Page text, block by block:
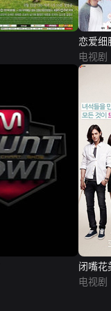
恋爱细
电视剧
闭嘴花
电视剧